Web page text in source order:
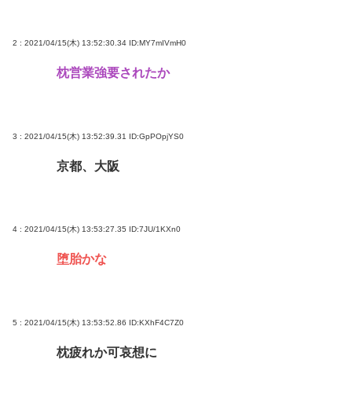
2 : 2021/04/15(木) 13:52:30.34 ID:MY7mIVmH0
枕営業強要されたか
3 : 2021/04/15(木) 13:52:39.31 ID:GpPOpjYS0
京都、大阪
4 : 2021/04/15(木) 13:53:27.35 ID:7JU/1KXn0
堕胎かな
5 : 2021/04/15(木) 13:53:52.86 ID:KXhF4C7Z0
枕疲れか可哀想に